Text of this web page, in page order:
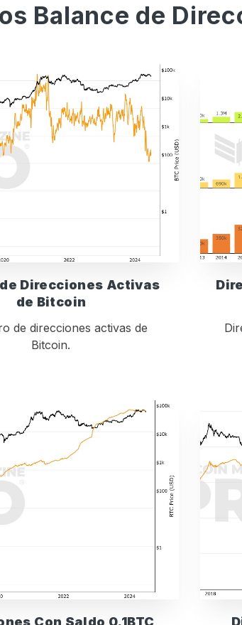
Balance de
Direcciones Activas
de Bitcoin
de direcciones activas de
Bitcoin.
Con Saldo 0.1BTC